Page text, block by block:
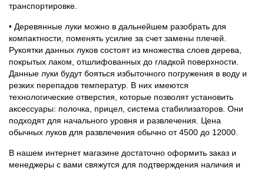
транспортировке.
• Деревянные луки можно в дальнейшем разобрать для
компактности, поменять усилие за счет замены плечей.
Рукоятки данных луков состоят из множества слоев дерева,
покрытых лаком, отшлифованных до гладкой поверхности.
Данные луки будут бояться избыточного погружения в воду и
резких перепадов температур. В них имеются
технологические отверстия, которые позволят установить
аксессуары: полочка, прицел, система стабилизаторов. Они
подходят для начального уровня и развлечения. Цена
обычных луков для развлечения обычно от 4500 до 12000.
В нашем интернет магазине достаточно оформить заказ и
менеджеры с вами свяжутся для подтверждения наличия и